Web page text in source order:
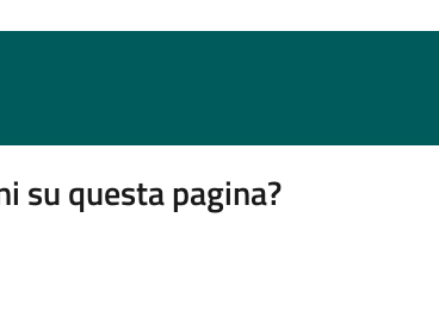
su questa pagina?